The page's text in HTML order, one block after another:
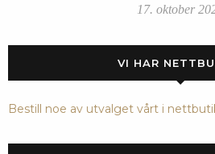
17. oktober
VI HAR
Bestill noe av utvalget vårt i